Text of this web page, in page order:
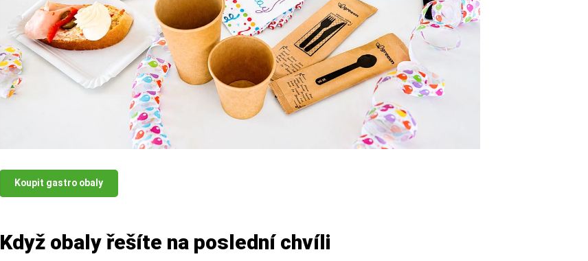
Koupit gastro obaly
Když obaly řešíte na poslední chvíli